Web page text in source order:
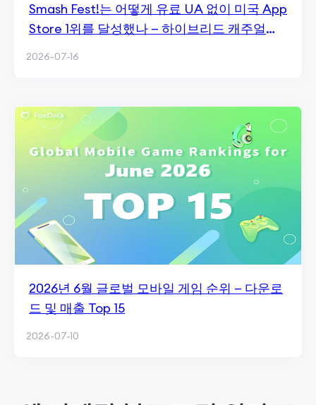
Smash Fest!는 어떻게 유료 UA 없이 미국 App
Store 1위를 달성했나 — 하이브리드 캐주얼에
2026-07-16
2026년 6월 글로벌 모바일 게임 순위 — 다운로
드 및 매출 Top 15
2026-07-10